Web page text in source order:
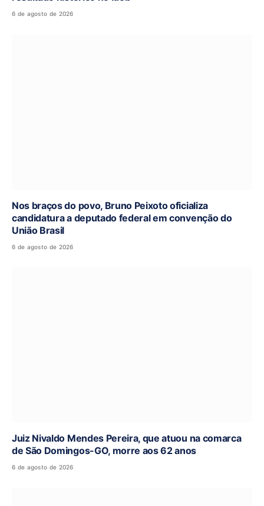
6 de agosto de 2026
Nos braços do povo, Bruno Peixoto oficializa
candidatura a deputado federal em convenção do
União Brasil
6 de agosto de 2026
Juiz Nivaldo Mendes Pereira, que atuou na comarca
de São Domingos-GO, morre aos 62 anos
6 de agosto de 2026